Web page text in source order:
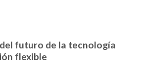
futuro de la tecnología
flexible